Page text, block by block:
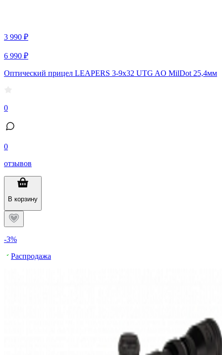
3 990 ₽
6 990 ₽
Оптический прицел LEAPERS 3-9x32 UTG AO MilDot 25,4мм
0
0
отзывов
В корзину
-3%
Распродажа